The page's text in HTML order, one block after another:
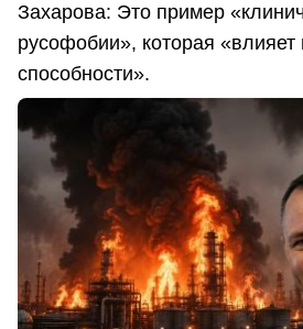
Захарова: Это пример
русофобии», которая «влияет
способности».